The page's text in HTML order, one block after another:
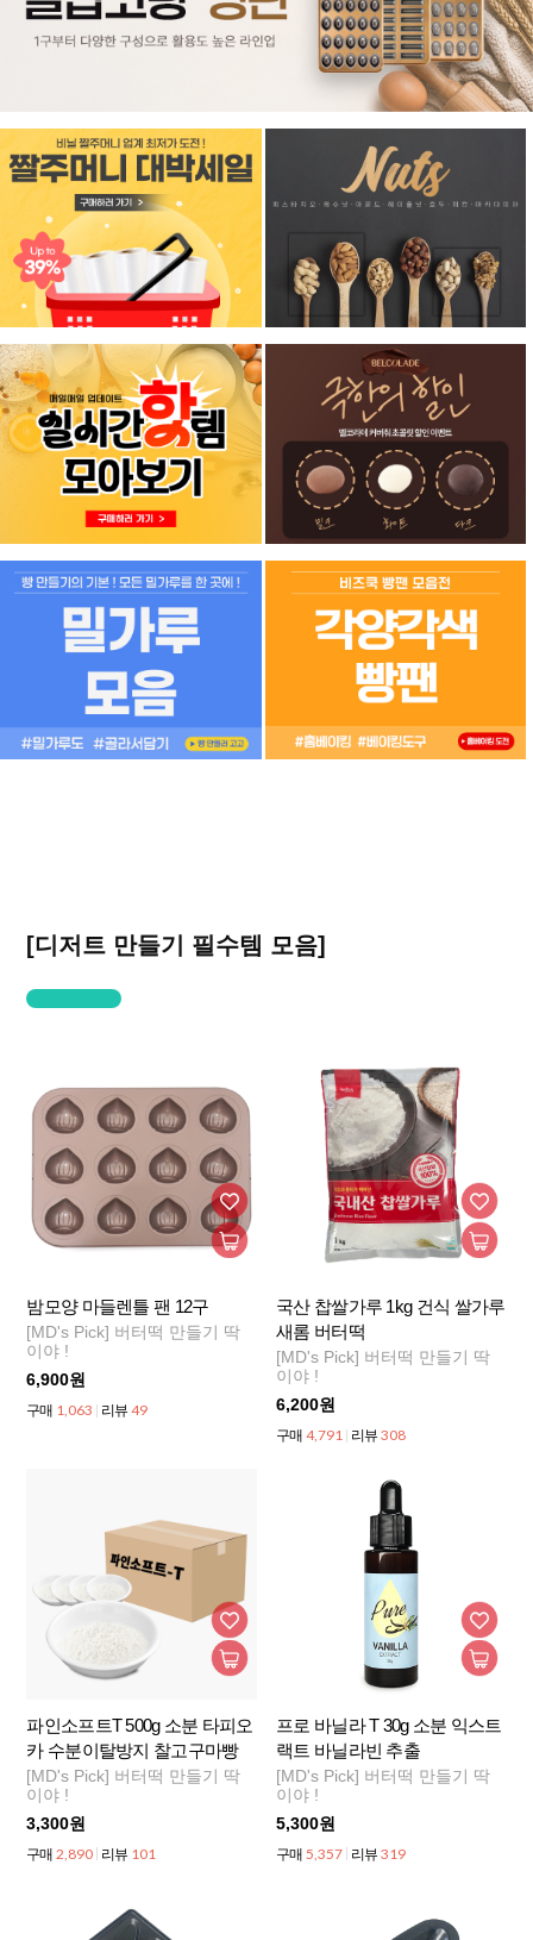
[디저트 만들기 필수템 모음]
밤모양 마들렌틀 팬 12구
[MD's Pick] 버터떡 만들기 딱
이야 !
6,900원
구매 1,063 리뷰 49
국산 찹쌀가루 1kg 건식 쌀가루
새롬 버터떡
[MD's Pick] 버터떡 만들기 딱
이야 !
6,200원
구매 4,791 리뷰 308
파인소프트T 500g 소분 타피오
카 수분이탈방지 찰고구마빵
[MD's Pick] 버터떡 만들기 딱
이야 !
3,300원
구매 2,890 리뷰 101
프로 바닐라 T 30g 소분 익스트
랙트 바닐라빈 추출
[MD's Pick] 버터떡 만들기 딱
이야 !
5,300원
구매 5,357 리뷰 319